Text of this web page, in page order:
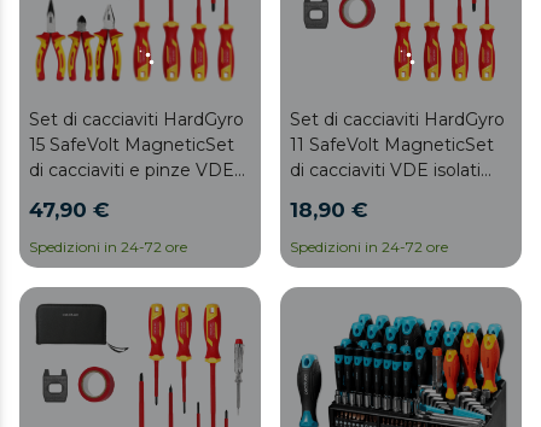
Set di cacciaviti HardGyro
15 SafeVolt MagneticSet
di cacciaviti e pinze VDE
valigetta, con spellafili,
cercapoli, magnetizzatore
e nastro isolante.
47,90 €
Spedizioni in 24-72 ore
Set di cacciaviti HardGyro
11 SafeVolt MagneticSet
di cacciaviti VDE isolati
valigetta, con spelafili,
tagliafili, magnete,
cercafase e nastro
isolante.
18,90 €
Spedizioni in 24-72 ore